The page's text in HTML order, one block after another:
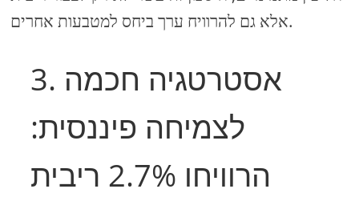
אלא גם להרוויח ערך ביחס למטבעות אחרים.
3. אסטרטגיה חכמה
לצמיחה פיננסית:
הרוויחו 2.7% ריבית